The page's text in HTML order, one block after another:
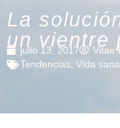
La
un vientre
julio 13, 2017
Vitae
Tendencias Vida sana